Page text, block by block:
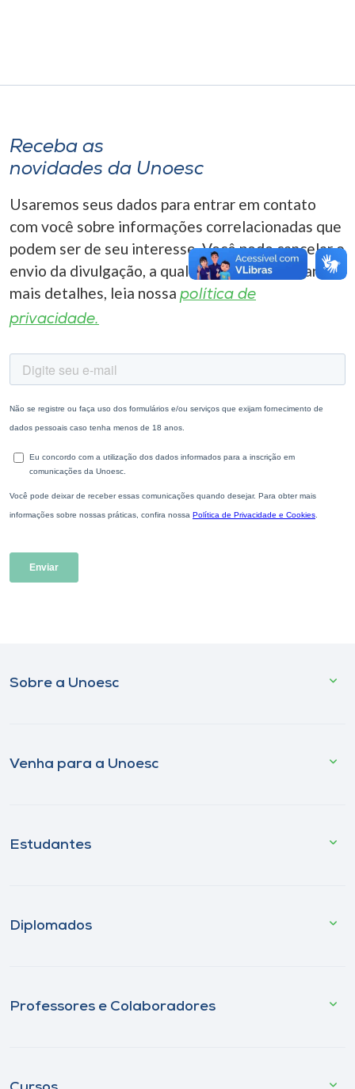
o idioma
A-
Receba as
novidades da Unoesc
Usaremos seus dados para entrar em contato
com você sobre informações correlacionadas que
podem ser de seu interesse. Você pode cancelar o
envio da divulgação, a qualquer momento. Para
mais detalhes, leia nossa política de
privacidade.
Sobre a Unoesc
Venha para a Unoesc
Estudantes
Diplomados
Professores e Colaboradores